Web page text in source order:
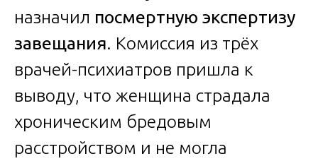
назначил посмертную экспертизу
завещания. Комиссия из трёх
врачей-психиатров пришла к
выводу, что женщина страдала
хроническим бредовым
расстройством и не могла